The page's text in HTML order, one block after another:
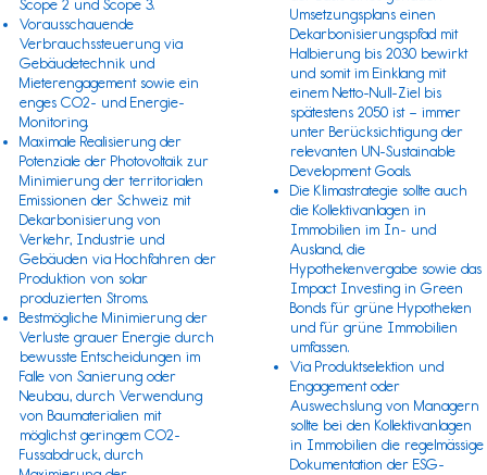
Scope 2 und Scope 3.
Vorausschauende
Verbrauchssteuerung via
Gebäudetechnik und
Mieterengagement sowie ein
enges CO2- und Energie-
Monitoring.
Maximale Realisierung der
Potenziale der Photovoltaik zur
Minimierung der territorialen
Emissionen der Schweiz mit
Dekarbonisierung von
Verkehr, Industrie und
Gebäuden via Hochfahren der
Produktion von solar
produzierten Stroms.
Bestmögliche Minimierung der
Verluste grauer Energie durch
bewusste Entscheidungen im
Falle von Sanierung oder
Neubau, durch Verwendung
von Baumaterialien mit
möglichst geringem CO2-
Fussabdruck, durch
Umsetzungsplans einen
Dekarbonisierungspfad mit
Halbierung bis 2030 bewirkt
und somit im Einklang mit
einem Netto-Null-Ziel bis
spätestens 2050 ist – immer
unter Berücksichtigung der
relevanten UN-Sustainable
Development Goals.
Die Klimastrategie sollte auch
die Kollektivanlagen in
Immobilien im In- und
Ausland, die
Hypothekenvergabe sowie das
Impact Investing in Green
Bonds für grüne Hypotheken
und für grüne Immobilien
umfassen.
Via Produktselektion und
Engagement oder
Auswechslung von Managern
sollte bei den Kollektivanlagen
in Immobilien die regelmässige
Dokumentation der ESG-